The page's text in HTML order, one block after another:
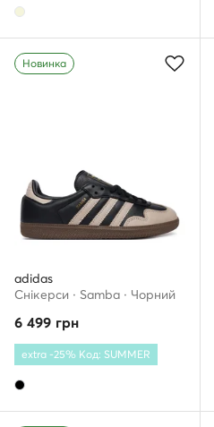
Новинка
adidas
Снікерcи · Samba · Чорний
6 499 грн
extra -25% Код: SUMMER